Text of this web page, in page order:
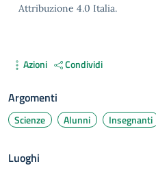
Attribuzione 4.0 Italia.
Azioni Condividi
Argomenti
Scienze Alunni Insegnanti
Luoghi